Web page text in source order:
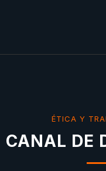
ÉTICA Y
CANAL DE